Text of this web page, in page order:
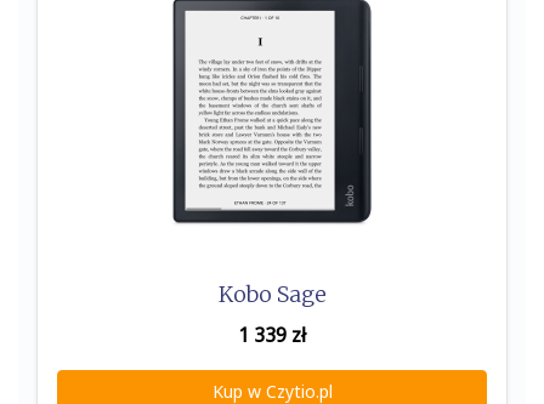
Kobo Sage
1 339 zł
Kup w Czytio.pl